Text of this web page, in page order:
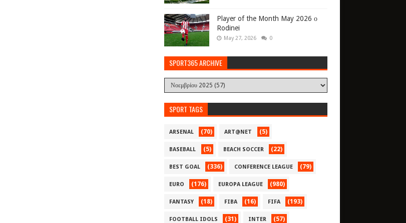
Player of the Month May 2026 ο
Rodinei
May 27, 2026 0
SPORT365 ARCHIVE
SPORT TAGS
ARSENAL (70) ART@NET (5)
BASEBALL (5) BEACH SOCCER (22)
BEST GOAL (336) CONFERENCE LEAGUE (79)
EURO (176) EUROPA LEAGUE (980)
FANTASY (18) FIBA (16) FIFA (193)
FOOTBALL IDOLS (31) INTER (57)